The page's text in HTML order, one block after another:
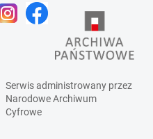
Serwis administrowany przez
Narodowe Archiwum
Cyfrowe